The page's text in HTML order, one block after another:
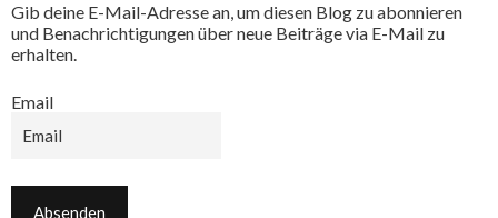
Gib deine E-Mail-Adresse an, um diesen Blog zu abonnieren
und Benachrichtigungen über neue Beiträge via E-Mail zu
erhalten.
Email